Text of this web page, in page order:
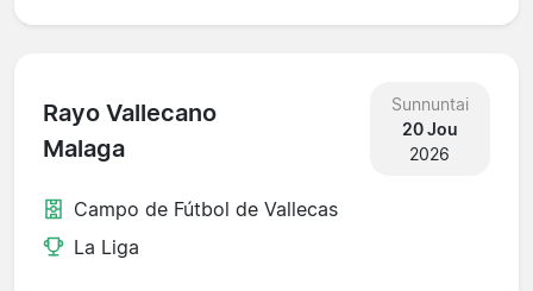
Rayo Vallecano
Malaga
Sunnuntai
20 Jou
2026
Campo de Fútbol de Vallecas
La Liga